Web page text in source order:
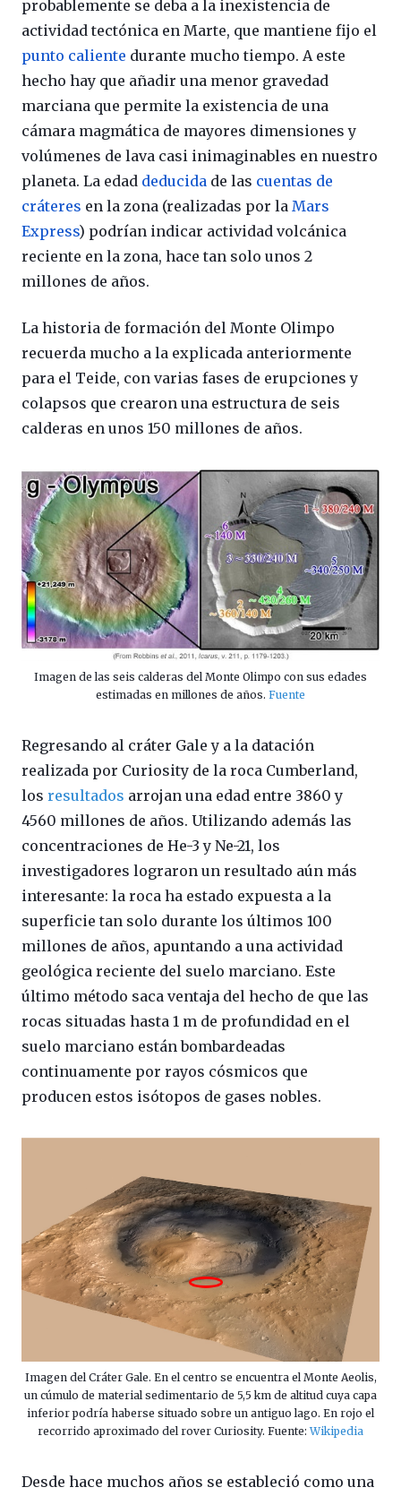
probablemente se deba a la inexistencia de
actividad tectónica en Marte, que mantiene fijo el
punto caliente durante mucho tiempo. A este
hecho hay que añadir una menor gravedad
marciana que permite la existencia de una
cámara magmática de mayores dimensiones y
volúmenes de lava casi inimaginables en nuestro
planeta. La edad deducida de las cuentas de
cráteres en la zona (realizadas por la Mars
Express) podrían indicar actividad volcánica
reciente en la zona, hace tan solo unos 2
millones de años.
La historia de formación del Monte Olimpo
recuerda mucho a la explicada anteriormente
para el Teide, con varias fases de erupciones y
colapsos que crearon una estructura de seis
calderas en unos 150 millones de años.
Imagen de las seis calderas del Monte Olimpo con sus edades
estimadas en millones de años. Fuente
Regresando al cráter Gale y a la datación
realizada por Curiosity de la roca Cumberland,
los resultados arrojan una edad entre 3860 y
4560 millones de años. Utilizando además las
concentraciones de He-3 y Ne-21, los
investigadores lograron un resultado aún más
interesante: la roca ha estado expuesta a la
superficie tan solo durante los últimos 100
millones de años, apuntando a una actividad
geológica reciente del suelo marciano. Este
último método saca ventaja del hecho de que las
rocas situadas hasta 1 m de profundidad en el
suelo marciano están bombardeadas
continuamente por rayos cósmicos que
producen estos isótopos de gases nobles.
Imagen del Cráter Gale. En el centro se encuentra el Monte Aeolis,
un cúmulo de material sedimentario de 5,5 km de altitud cuya capa
inferior podría haberse situado sobre un antiguo lago. En rojo el
recorrido aproximado del rover Curiosity. Fuente:Wikipedia
Desde hace muchos años se estableció como una